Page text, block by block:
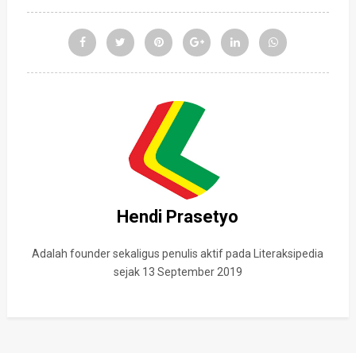
Hendi Prasetyo
Adalah founder sekaligus penulis aktif pada Literaksipedia
sejak 13 September 2019